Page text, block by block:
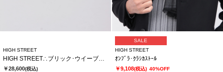
HIGH STREET
￥28,600(税込)
SALE
HIGH STREET
ｵﾝﾌﾞﾗ･ｸﾗｼｶｽﾄｰﾙ
￥9,108(税込) 40%OFF